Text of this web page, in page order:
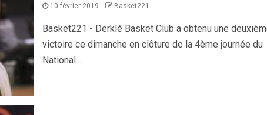
10 février 2019 Basket221
Basket221 - Derklé Basket Club a obtenu une
victoire ce dimanche en clôture de la 4ème journée du
National...